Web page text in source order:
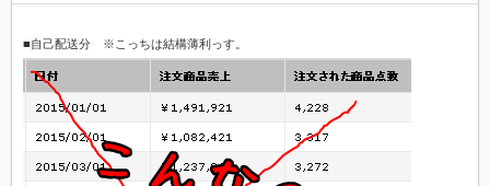
■自己配送分 ※こっちは結構薄利っす。